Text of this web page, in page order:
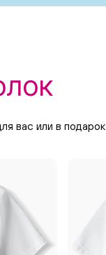
вас или в подарок